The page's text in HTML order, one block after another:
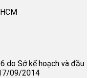
do Sở kế hoạch và đầu
09/2014